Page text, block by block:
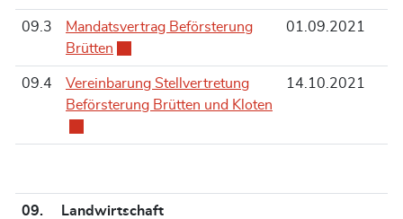
09.3
Mandatsvertrag Beförsterung
Brütten
01.09.2021
09.4
Vereinbarung Stellvertretung
Beförsterung Brütten und Kloten
14.10.2021
09. Landwirtschaft